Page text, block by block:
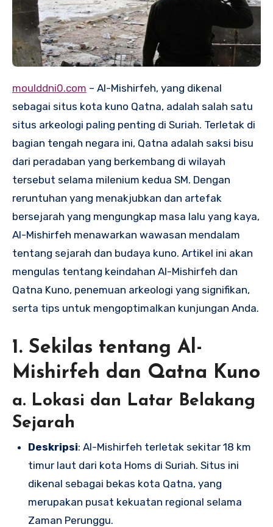
moulddni0.com – Al-Mishirfeh, yang dikenal
sebagai situs kota kuno Qatna, adalah salah satu
situs arkeologi paling penting di Suriah. Terletak di
bagian tengah negara ini, Qatna adalah saksi bisu
dari peradaban yang berkembang di wilayah
tersebut selama milenium kedua SM. Dengan
reruntuhan yang menakjubkan dan artefak
bersejarah yang mengungkap masa lalu yang kaya,
Al-Mishirfeh menawarkan wawasan mendalam
tentang sejarah dan budaya kuno. Artikel ini akan
mengulas tentang keindahan Al-Mishirfeh dan
Qatna Kuno, penemuan arkeologi yang signifikan,
serta tips untuk mengoptimalkan kunjungan Anda.
1. Sekilas tentang Al-
Mishirfeh dan Qatna Kuno
a. Lokasi dan Latar Belakang
Sejarah
Deskripsi: Al-Mishirfeh terletak sekitar 18 km
timur laut dari kota Homs di Suriah. Situs ini
dikenal sebagai bekas kota Qatna, yang
merupakan pusat kekuatan regional selama
Zaman Perunggu.